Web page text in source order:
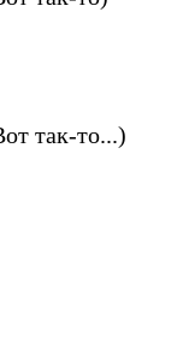
так-то...)